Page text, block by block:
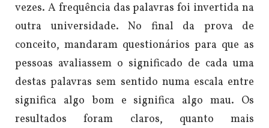
vezes. A frequência das palavras foi invertida na
outra universidade. No final da prova de
conceito, mandaram questionários para que as
pessoas avaliassem o significado de cada uma
destas palavras sem sentido numa escala entre
significa algo bom e significa algo mau. Os
resultados foram claros, quanto mais